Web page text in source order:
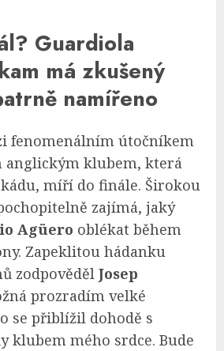
Guardiola
má zkušený
namířeno
fenomenálním útočníkem
anglickým klubem, která
míří do finále. Širokou
zajímá, jaký
Agüero oblékat během
Zapeklitou hádanku
zodpověděl Josep
prozradím velké
se přiblížil dohodě s
klubem mého srdce. Bude